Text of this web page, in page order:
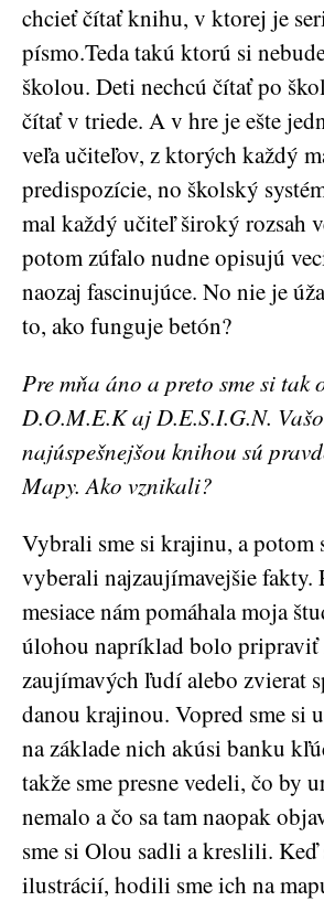
chcieť čítať knihu, v ktorej je
písmo.Teda takú ktorú si
školou. Deti nechcú čítať po
čítať v triede. A v hre je ešte
veľa učiteľov, z ktorých každý
predispozície, no školský
mal každý učiteľ široký rozsah
potom zúfalo nudne opisujú
naozaj fascinujúce. No nie je
to, ako funguje betón?
Pre mňa áno a preto sme si
D.O.M.E.K aj D.E.S.I.G.N.
najúspešnejšou knihou sú
Mapy. Ako vznikali?
Vybrali sme si krajinu, a potom
vyberali najzaujímavejšie fakty.
mesiace nám pomáhala moja
úlohou napríklad bolo pripraviť
zaujímavých ľudí alebo zvierat
danou krajinou. Vopred sme si
na základe nich akúsi banku
takže sme presne vedeli, čo by
nemalo a čo sa tam naopak
sme si Olou sadli a kreslili.
ilustrácií, hodili sme ich na